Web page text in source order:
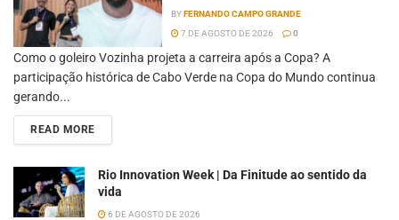
BYFERNANDO CAMPO GRANDE
7 DE AGOSTO DE 2026
0
Como o goleiro Vozinha projeta a carreira após a Copa? A
participação histórica de Cabo Verde na Copa do Mundo continua
gerando...
READ MORE
Rio Innovation Week | Da Finitude ao sentido da
vida
6 DE AGOSTO DE 2026